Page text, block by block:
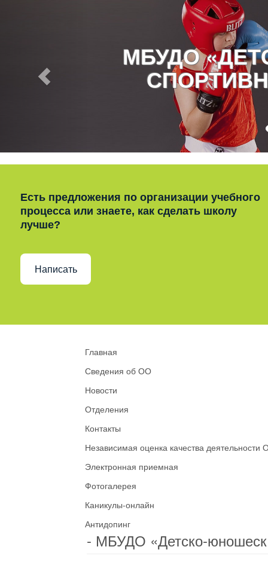
МБУДО
Есть предложения по организации учебного
процесса или знаете, как сделать школу
лучше?
Написать
Главная
Сведения об ОО
Новости
Отделения
Контакты
Независимая оценка качества деятельности
Электронная приемная
Фотогалерея
Каникулы-онлайн
Антидопинг
- МБУДО «Детско-